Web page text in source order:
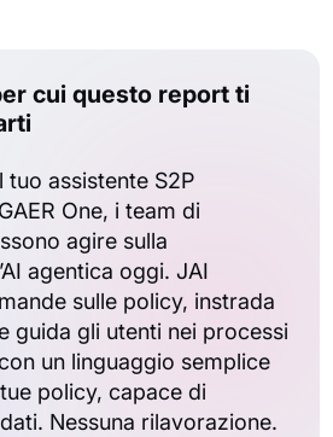
cui questo report ti
assistente S2P
One, i team di
agire sulla
agentica oggi. JAI
sulle policy, instrada
guida gli utenti nei processi
un linguaggio semplice
policy, capace di
Nessuna rilavorazione.